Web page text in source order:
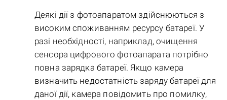
Деякі дії з фотоапаратом здійснюються з
високим споживанням ресурсу батареї. У
разі необхідності, наприклад, очищення
сенсора цифрового фотоапарата потрібно
повна зарядка батареї. Якщо камера
визначить недостатність заряду батареї для
даної дії, камера повідомить про помилку,